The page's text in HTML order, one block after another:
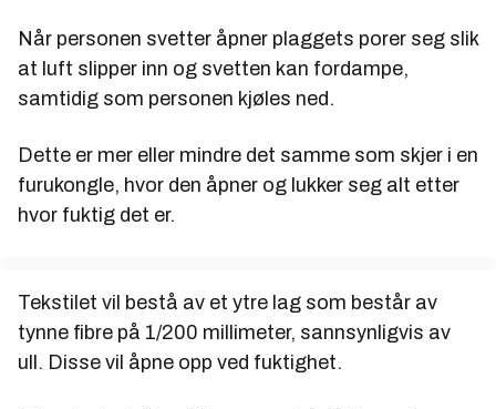
Når personen svetter åpner plaggets porer seg slik
at luft slipper inn og svetten kan fordampe,
samtidig som personen kjøles ned.
Dette er mer eller mindre det samme som skjer i en
furukongle, hvor den åpner og lukker seg alt etter
hvor fuktig det er.
Tekstilet vil bestå av et ytre lag som består av
tynne fibre på 1/200 millimeter, sannsynligvis av
ull. Disse vil åpne opp ved fuktighet.